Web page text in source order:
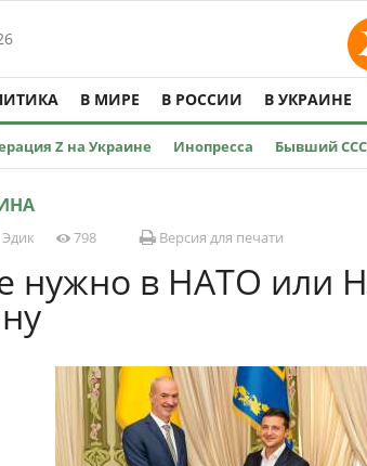
В МИРЕ В РОССИИ В УКРАИНЕ
Z на Украине Инопресса Бывший
Эдик 798 Версия для печати
нужно в НАТО или